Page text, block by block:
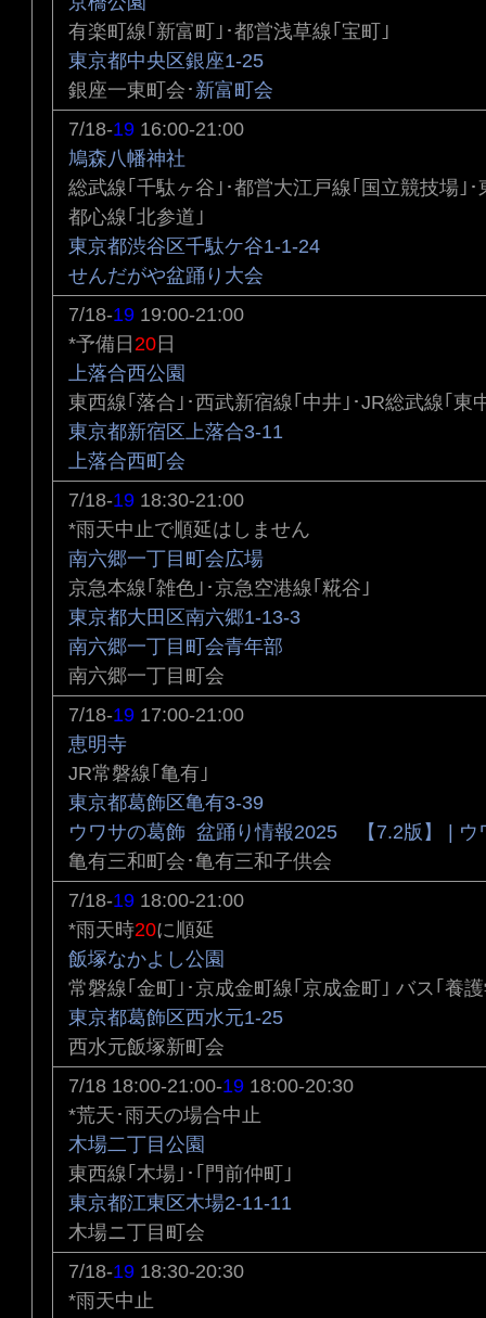
有楽町線｢新富町｣･都営浅草線｢宝町｣
東京都中央区銀座1-25
銀座一東町会･ 新富町会
7/18-19 16:00-21:00
鳩森八幡神社
総武線｢千駄ヶ谷｣･都営大江戸線｢国立競技場｣･
都心線｢北参道｣
東京都渋谷区千駄ケ谷1-1-24
せんだがや盆踊り大会
7/18-19 19:00-21:00
*予備日 20 日
上落合西公園
東西線｢落合｣･西武新宿線｢中井｣･JR総武線｢東
東京都新宿区上落合3-11
上落合西町会
7/18-19 18:30-21:00
*雨天中止で順延はしません
南六郷一丁目町会広場
京急本線｢雑色｣･京急空港線｢糀谷｣
東京都大田区南六郷1-13-3
南六郷一丁目町会青年部
南六郷一丁目町会
7/18-19 17:00-21:00
恵明寺
JR常磐線｢亀有｣
東京都葛飾区亀有3-39
ウワサの葛飾 盆踊り情報2025 【7.2版】 | ウ
亀有三和町会･亀有三和子供会
7/18-19 18:00-21:00
*雨天時20に順延
飯塚なかよし公園
常磐線｢金町｣･京成金町線｢京成金町｣ バス｢養
東京都葛飾区西水元1-25
西水元飯塚新町会
7/18 18:00-21:00-19 18:00-20:30
*荒天･雨天の場合中止
木場二丁目公園
東西線｢木場｣･｢門前仲町｣
東京都江東区木場2-11-11
木場ニ丁目町会
7/18-19 18:30-20:30
*雨天中止